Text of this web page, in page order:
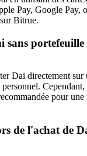
to Win 500,000
· 33,333 USDT
Exclusive 10% APR
Pay, Google Pay,
Bitrue.
sans
Dai directement sur
pour
de l'achat de